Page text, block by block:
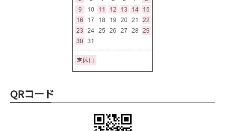
QRコード